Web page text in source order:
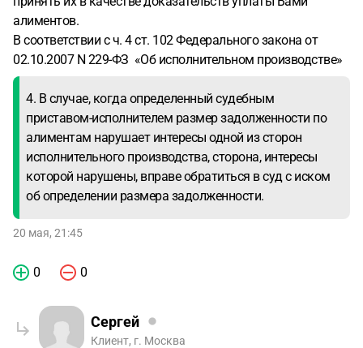
алиментов.
В соответствии с ч. 4 ст. 102 Федерального закона от
02.10.2007 N 229-ФЗ «Об исполнительном производстве»
4. В случае, когда определенный судебным
приставом-исполнителем размер задолженности по
алиментам нарушает интересы одной из сторон
исполнительного производства, сторона, интересы
которой нарушены, вправе обратиться в суд с иском
об определении размера задолженности.
20 мая, 21:45
0 0
Сергей
Клиент, г. Москва